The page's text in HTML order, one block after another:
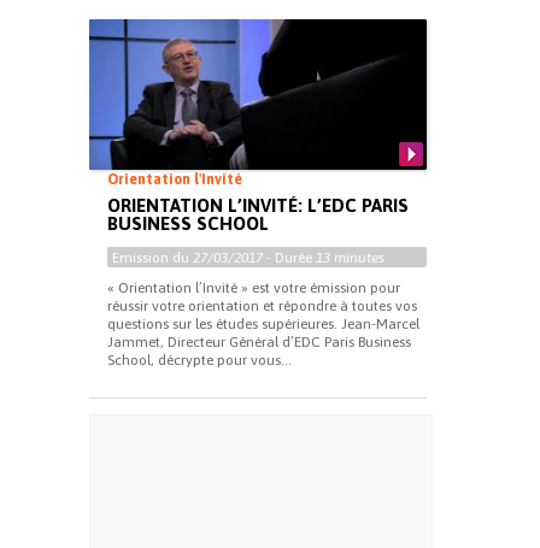
Orientation l'Invité
ORIENTATION L’INVITÉ: L’EDC PARIS
BUSINESS SCHOOL
Emission du 27/03/2017 - Durée 13 minutes
« Orientation l’Invité » est votre émission pour
réussir votre orientation et répondre à toutes vos
questions sur les études supérieures. Jean-Marcel
Jammet, Directeur Général d’EDC Paris Business
School, décrypte pour vous...